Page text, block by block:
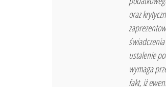
oraz
ustalenie
wymaga
fakt, iż